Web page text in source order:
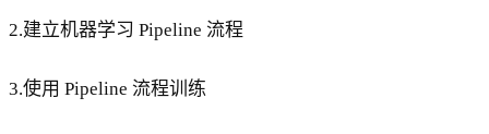
2.建立机器学习 Pipeline 流程
3.使用 Pipeline 流程训练